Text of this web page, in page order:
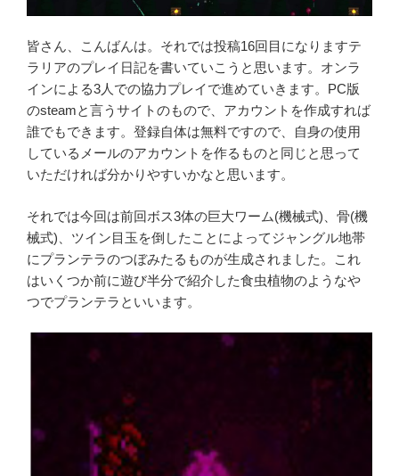
皆さん、こんばんは。それでは投稿16回目になりますテ
ラリアのプレイ日記を書いていこうと思います。オンラ
インによる3人での協力プレイで進めていきます。PC版
のsteamと言うサイトのもので、アカウントを作成すれば
誰でもできます。登録自体は無料ですので、自身の使用
しているメールのアカウントを作るものと同じと思って
いただければ分かりやすいかなと思います。
それでは今回は前回ボス3体の巨大ワーム(機械式)、骨(機
械式)、ツイン目玉を倒したことによってジャングル地帯
にプランテラのつぼみたるものが生成されました。これ
はいくつか前に遊び半分で紹介した食虫植物のようなや
つでプランテラといいます。